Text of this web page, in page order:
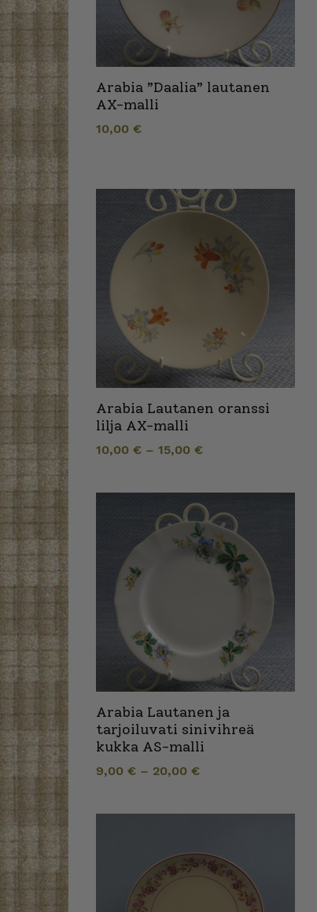
Arabia ”Daalia” lautanen
AX-malli
10,00 €
Arabia Lautanen oranssi
lilja AX-malli
10,00 € – 15,00 €
Arabia Lautanen ja
tarjoiluvati sinivihreä
kukka AS-malli
9,00 € – 20,00 €